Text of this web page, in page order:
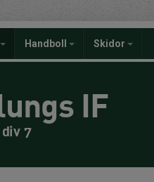
Handboll Skidor
IF
7